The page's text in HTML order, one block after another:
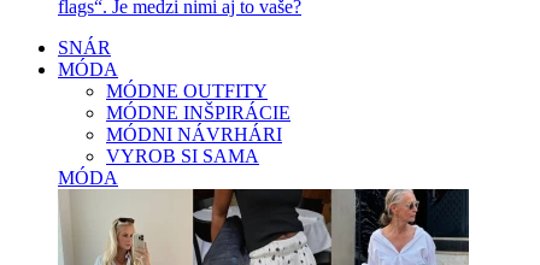
flags“. Je medzi nimi aj to vaše?
SNÁR
MÓDA
MÓDNE OUTFITY
MÓDNE INŠPIRÁCIE
MÓDNI NÁVRHÁRI
VYROB SI SAMA
MÓDA